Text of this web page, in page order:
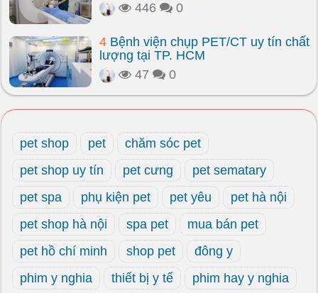
446
0
4 Bệnh viện chụp PET/CT uy tín chất
lượng tại TP. HCM
47
0
pet shop pet
chăm sóc pet
pet shop uy tín
pet cưng
pet sematary
pet spa
phụ kiện pet pet yêu
pet hà nội
pet shop hà nội
spa pet
mua bán pet
pet hồ chí minh
shop pet
đông y
phim y nghia
thiết bị y tế
phim hay y nghia